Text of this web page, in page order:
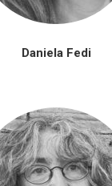
Daniela Fedi